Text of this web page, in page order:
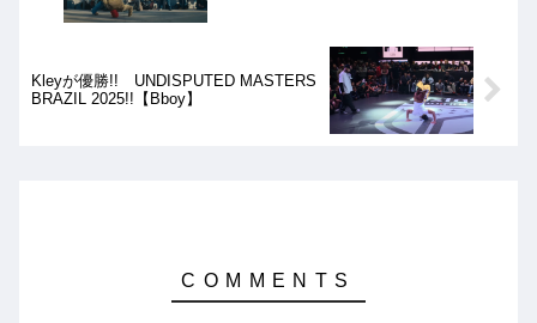
Kleyが優勝!! UNDISPUTED MASTERS
BRAZIL 2025!!【Bboy】